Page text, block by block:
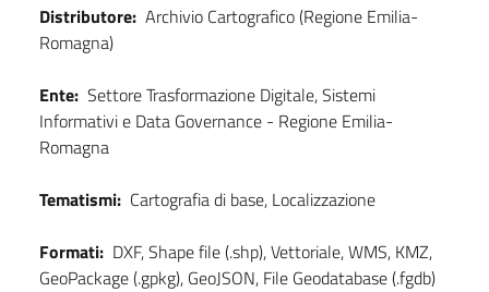
Distributore: Archivio Cartografico (Regione Emilia-
Romagna)
Ente: Settore Trasformazione Digitale, Sistemi
Informativi e Data Governance - Regione Emilia-
Romagna
Tematismi: Cartografia di base, Localizzazione
Formati: DXF, Shape file (.shp), Vettoriale, WMS, KMZ,
GeoPackage (.gpkg), GeoJSON, File Geodatabase (.fgdb)